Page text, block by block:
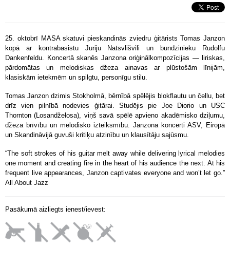
25. oktobrī MASA skatuvi pieskandinās zviedru ģitārists Tomas Janzon
kopā ar kontrabasistu Juriju Natsvlišvili un bundzinieku Rudolfu
Dankenfeldu. Koncertā skanēs Janzona oriģinālkompozīcijas — liriskas,
pārdomātas un melodiskas džeza ainavas ar plūstošām līnijām,
klasiskām ietekmēm un spilgtu, personīgu stilu.
Tomas Janzon dzimis Stokholmā, bērnībā spēlējis blokflautu un čellu, bet
drīz vien pilnībā nodevies ģitārai. Studējis pie Joe Diorio un USC
Thornton (Losandželosa), viņš savā spēlē apvieno akadēmisko dziļumu,
džeza brīvību un melodisko izteiksmību. Janzona koncerti ASV, Eiropā
un Skandināvijā guvuši kritiķu atzinību un klausītāju sajūsmu.
“The soft strokes of his guitar melt away while delivering lyrical melodies
one moment and creating fire in the heart of his audience the next. At his
frequent live appearances, Janzon captivates everyone and won’t let go.”
All About Jazz
Pasākumā aizliegts ienest/ievest: